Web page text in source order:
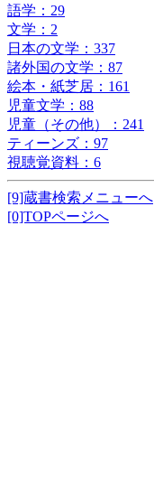
語学：29
文学：2
日本の文学：337
諸外国の文学：87
絵本・紙芝居：161
児童文学：88
児童（その他）：241
ティーンズ：97
視聴覚資料：6
[9]蔵書検索メニューへ
[0]TOPページへ